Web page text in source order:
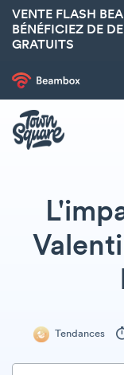
VENTE FLASH
BÉNÉFICIEZ DE
GRATUITS
Tendances